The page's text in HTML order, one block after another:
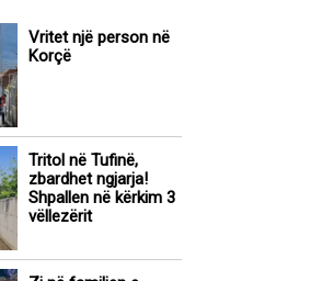
Vritet një person në
Korçë
Tritol në Tufinë,
zbardhet ngjarja!
Shpallen në kërkim 3
vëllezërit